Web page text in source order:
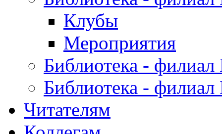
Клубы
Мероприятия
Библиотека -
Библиотека -
Читателям